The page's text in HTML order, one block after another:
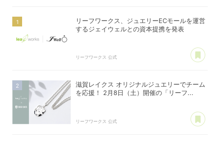
リーフワークス、ジュエリーECモールを運営
するジェイウェルとの資本提携を発表
リーフワークス 公式
滋賀レイクス オリジナルジュエリーでチーム
を応援！ 2月8日（土）開催の「リーフ...
リーフワークス 公式